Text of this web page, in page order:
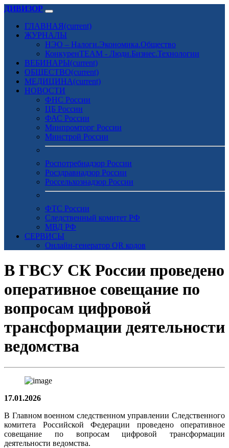
ДИВИЗОР
ГЛАВНАЯ(current)
ЖУРНАЛЫ
НЭО – Налоги.Экономика.Общество
КонкуренTEAM - Люди.Бизнес.Технологии
ВЕБИНАРЫ(current)
ОБЩЕСТВО(current)
МЕДИЦИНА(current)
НОВОСТИ
ФНС России
ЦБ России
ФАС России
Минпромторг России
Минстрой России
Роспотребнадзор России
Росздравнадзор России
Россельхознадзор России
ФТС России
Следственный комитет РФ
МВД РФ
СЕРВИСЫ
Онлайн-генератор QR кодов
В ГВСУ СК России проведено
оперативное совещание по
вопросам цифровой
трансформации деятельности
ведомства
17.01.2026
В Главном военном следственном управлении Следственного
комитета Российской Федерации проведено оперативное
совещание по вопросам цифровой трансформации
деятельности ведомства.